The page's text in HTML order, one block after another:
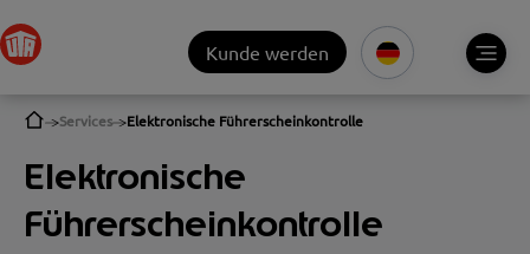
Kunde werden
Services Elektronische Führerscheinkontrolle
Elektronische
Führerscheinkontrolle